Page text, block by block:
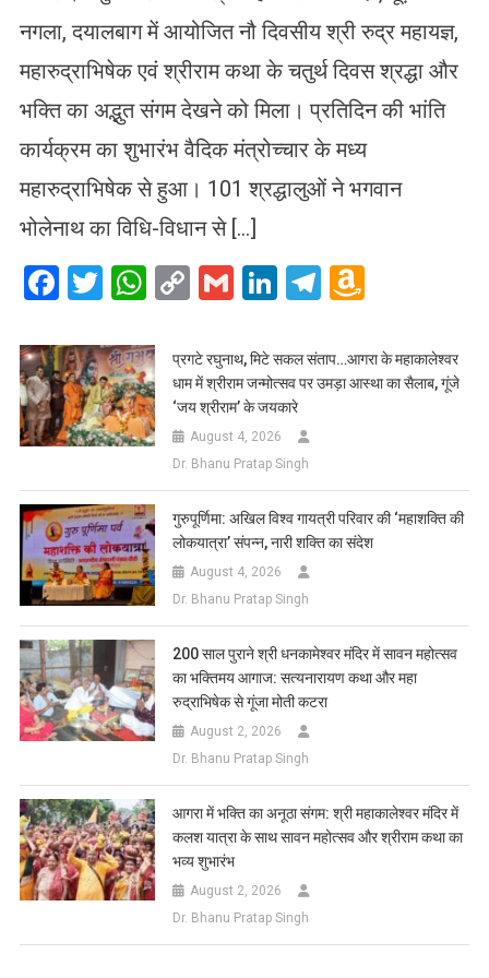
नगला, दयालबाग में आयोजित नौ दिवसीय श्री रुद्र महायज्ञ,
महारुद्राभिषेक एवं श्रीराम कथा के चतुर्थ दिवस श्रद्धा और
भक्ति का अद्भुत संगम देखने को मिला। प्रतिदिन की भांति
कार्यक्रम का शुभारंभ वैदिक मंत्रोच्चार के मध्य
महारुद्राभिषेक से हुआ। 101 श्रद्धालुओं ने भगवान
भोलेनाथ का विधि-विधान से […]
Facebook
Twitter
WhatsApp
CopyGmailLinkedIn
Telegram
List
प्रगटे रघुनाथ, मिटे सकल संताप…आगरा के महाकालेश्वर
धाम में श्रीराम जन्मोत्सव पर उमड़ा आस्था का सैलाब, गूंजे
‘जय श्रीराम’ के जयकारे
August 4, 2026
Dr. Bhanu Pratap Singh
गुरुपूर्णिमा: अखिल विश्व गायत्री परिवार की ‘महाशक्ति की
लोकयात्रा’ संपन्न, नारी शक्ति का संदेश
August 4, 2026
Dr. Bhanu Pratap Singh
200 साल पुराने श्री धनकामेश्वर मंदिर में सावन महोत्सव
का भक्तिमय आगाज: सत्यनारायण कथा और महा
रुद्राभिषेक से गूंजा मोती कटरा
August 2, 2026
Dr. Bhanu Pratap Singh
आगरा में भक्ति का अनूठा संगम: श्री महाकालेश्वर मंदिर में
कलश यात्रा के साथ सावन महोत्सव और श्रीराम कथा का
भव्य शुभारंभ
August 2, 2026
Dr. Bhanu Pratap Singh